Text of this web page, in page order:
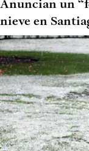
Anuncian un
nieve en